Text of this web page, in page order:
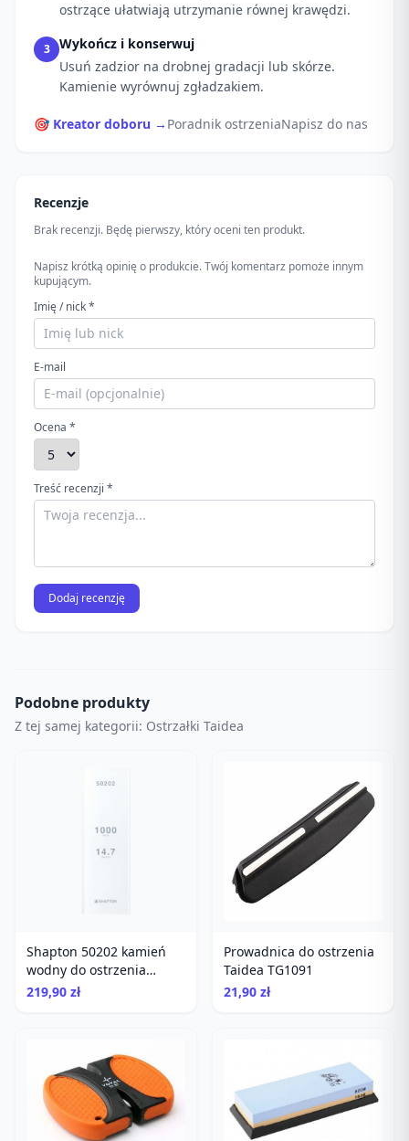
ostrzące ułatwiają utrzymanie równej krawędzi.
3
Wykończ i konserwuj
Usuń zadzior na drobnej gradacji lub skórze.
Kamienie wyrównuj zgładzakiem.
🎯 Kreator doboru → Poradnik ostrzeniaNapisz do nas
Recenzje
Brak recenzji. Będę pierwszy, który oceni ten produkt.
Napisz krótką opinię o produkcie. Twój komentarz pomoże innym
kupującym.
Imię / nick *
E-mail
Ocena *
Treść recenzji *
Dodaj recenzję
Podobne produkty
Z tej samej kategorii: Ostrzałki Taidea
Shapton 50202 kamień
wodny do ostrzenia
gradacja 1000
219,90 zł
Prowadnica do ostrzenia
Taidea TG1091
21,90 zł